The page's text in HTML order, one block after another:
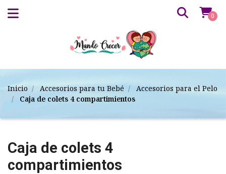
0
Inicio Accesorios para tu Bebé
Accesorios para el Pelo
Caja de colets 4 compartimientos
Caja de colets 4
compartimientos